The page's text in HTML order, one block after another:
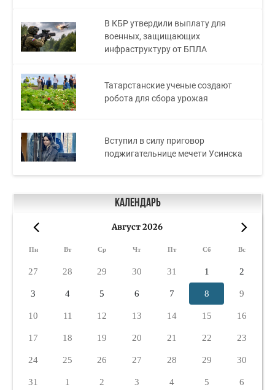
В КБР утвердили выплату для
военных, защищающих
инфраструктуру от БПЛА
Татарстанские ученые создают
робота для сбора урожая
Вступил в силу приговор
поджигательнице мечети Усинска
Календарь
Август 2026
Пн Вт Ср Чт Пт Сб Вс
27 28 29 30 31 1 2
3 4 5 6 7 8 9
10 11 12 13 14 15 16
17 18 19 20 21 22 23
24 25 26 27 28 29 30
31 1 2 3 4 5 6